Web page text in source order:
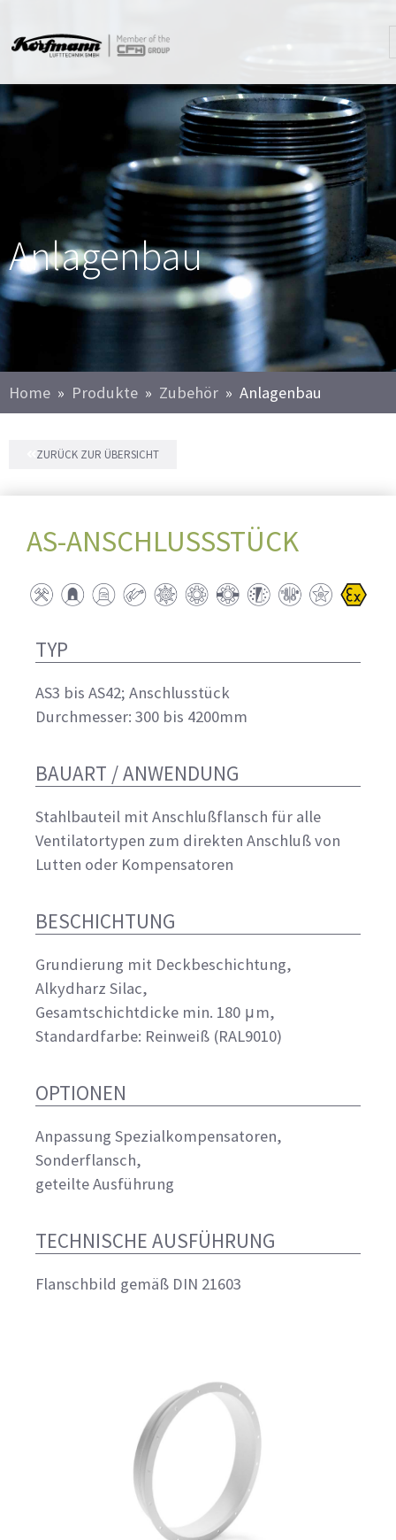
Anlagenbau
Home Produkte Zubehör Anlagenbau
ZURÜCK ZUR ÜBERSICHT
AS-ANSCHLUSSSTÜCK
TYP
AS3 bis AS42; Anschlusstück
Durchmesser: 300 bis 4200mm
BAUART / ANWENDUNG
Stahlbauteil mit Anschlußflansch für alle
Ventilatortypen zum direkten Anschluß von
Lutten oder Kompensatoren
BESCHICHTUNG
Grundierung mit Deckbeschichtung,
Alkydharz Silac,
Gesamtschichtdicke min. 180 μm,
Standardfarbe: Reinweiß (RAL9010)
OPTIONEN
Anpassung Spezialkompensatoren,
Sonderflansch,
geteilte Ausführung
TECHNISCHE AUSFÜHRUNG
Flanschbild gemäß DIN 21603